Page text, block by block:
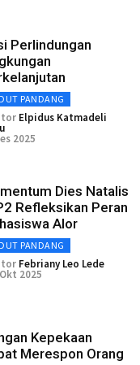
Perlindungan
PANDANG
Elpidus Katmadeli
2025
Dies Natalis
Refleksikan Peran
Alor
PANDANG
Febriany Leo Lede
2025
Kepekaan
Merespon Orang